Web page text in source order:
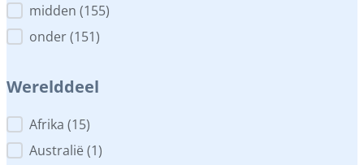
midden (155)
onder(151)
Werelddeel
Werelddeel
Afrika (15)
Australië (1)